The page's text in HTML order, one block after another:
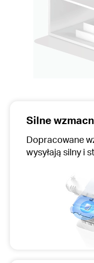
Silne
Dopracowane
wysyłają silny i